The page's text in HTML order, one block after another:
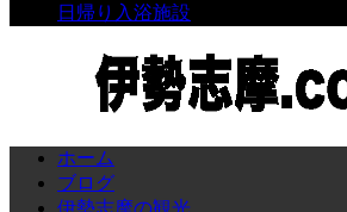
日帰り入浴施設
ホーム
ブログ
伊勢志摩の観光